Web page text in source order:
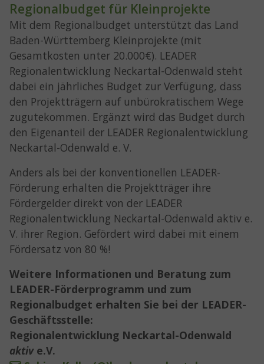
Regionalbudget für Kleinprojekte
Mit dem Regionalbudget unterstützt das Land
Baden-Württemberg Kleinprojekte (mit
Gesamtkosten unter 20.000€). LEADER
Regionalentwicklung Neckartal-Odenwald steht
dabei ein jährliches Budget zur Verfügung, dass
den Projektträgern auf unbürokratischem Wege
zugutekommen. Ergänzt wird das Budget durch
den Eigenanteil der LEADER Regionalentwicklung
Neckartal-Odenwald e. V.
Anders als bei der konventionellen LEADER-
Förderung erhalten die Projektträger ihre
Fördergelder direkt von der LEADER
Regionalentwicklung Neckartal-Odenwald aktiv e.
V. ihrer Region. Gefördert wird dabei mit einem
Fördersatz von 80 %!
Weitere Informationen und Beratung zum
LEADER-Förderprogramm und zum
Regionalbudget erhalten Sie bei der LEADER-
Geschäftsstelle:
Regionalentwicklung Neckartal-Odenwald
aktive.V.